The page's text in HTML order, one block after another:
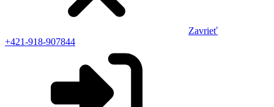
Zavrieť
+421-918-907844